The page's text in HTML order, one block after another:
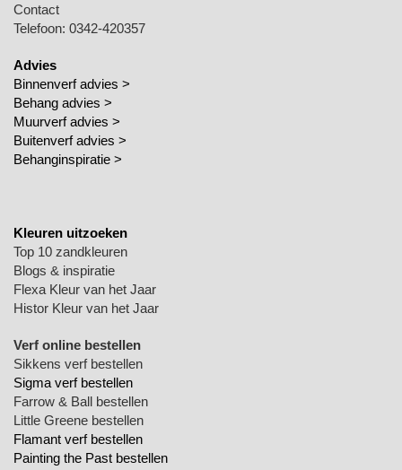
Contact
Telefoon: 0342-420357
Advies
Binnenverf advies >
Behang advies >
Muurverf advies >
Buitenverf advies >
Behanginspiratie >
Kleuren uitzoeken
Top 10 zandkleuren
Blogs & inspiratie
Flexa Kleur van het Jaar
Histor Kleur van het Jaar
Verf online bestellen
Sikkens verf bestellen
Sigma verf bestellen
Farrow & Ball bestellen
Little Greene bestellen
Flamant verf bestellen
Painting the Past bestellen